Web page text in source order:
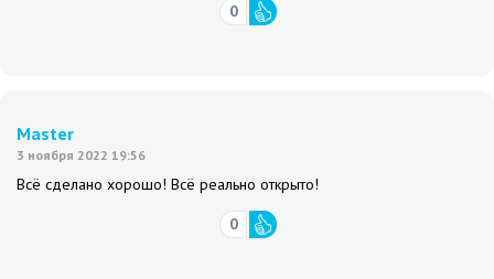
0
Master
3 ноября 2022 19:56
Всё сделано хорошо! Всё реально открыто!
0